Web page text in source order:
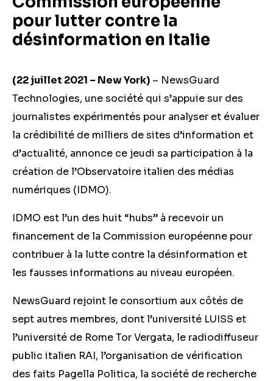
pour lutter contre la
désinformation en Italie
(22 juillet 2021 – New York) – NewsGuard
Technologies, une société qui s’appuie sur des
journalistes expérimentés pour analyser et évaluer
la crédibilité de milliers de sites d’information et
d’actualité, annonce ce jeudi sa participation à la
création de l’Observatoire italien des médias
numériques (IDMO).
IDMO est l’un des huit “hubs” à recevoir un
financement de la Commission européenne pour
contribuer à la lutte contre la désinformation et
les fausses informations au niveau européen.
NewsGuard rejoint le consortium aux côtés de
sept autres membres, dont l’université LUISS et
l’université de Rome Tor Vergata, le radiodiffuseur
public italien RAI, l’organisation de vérification
des faits Pagella Politica, la société de recherche